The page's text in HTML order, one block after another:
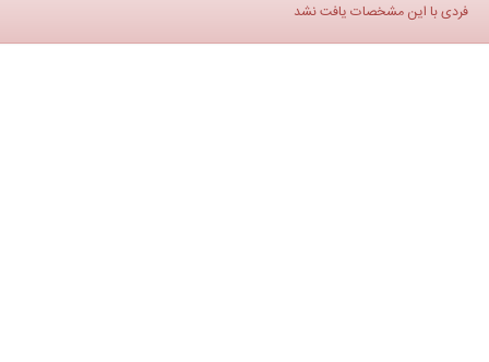
فردی با این مشخصات یافت نشد